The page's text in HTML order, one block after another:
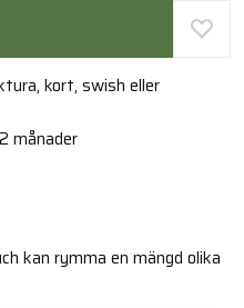
kort, swish eller
månader
kan rymma en mängd olika